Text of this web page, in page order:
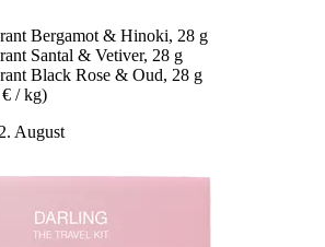
Bergamot & Hinoki, 28 g
Santal & Vetiver, 28 g
Black Rose & Oud, 28 g
/ kg)
August